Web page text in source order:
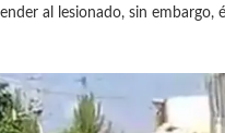
al lesionado, sin